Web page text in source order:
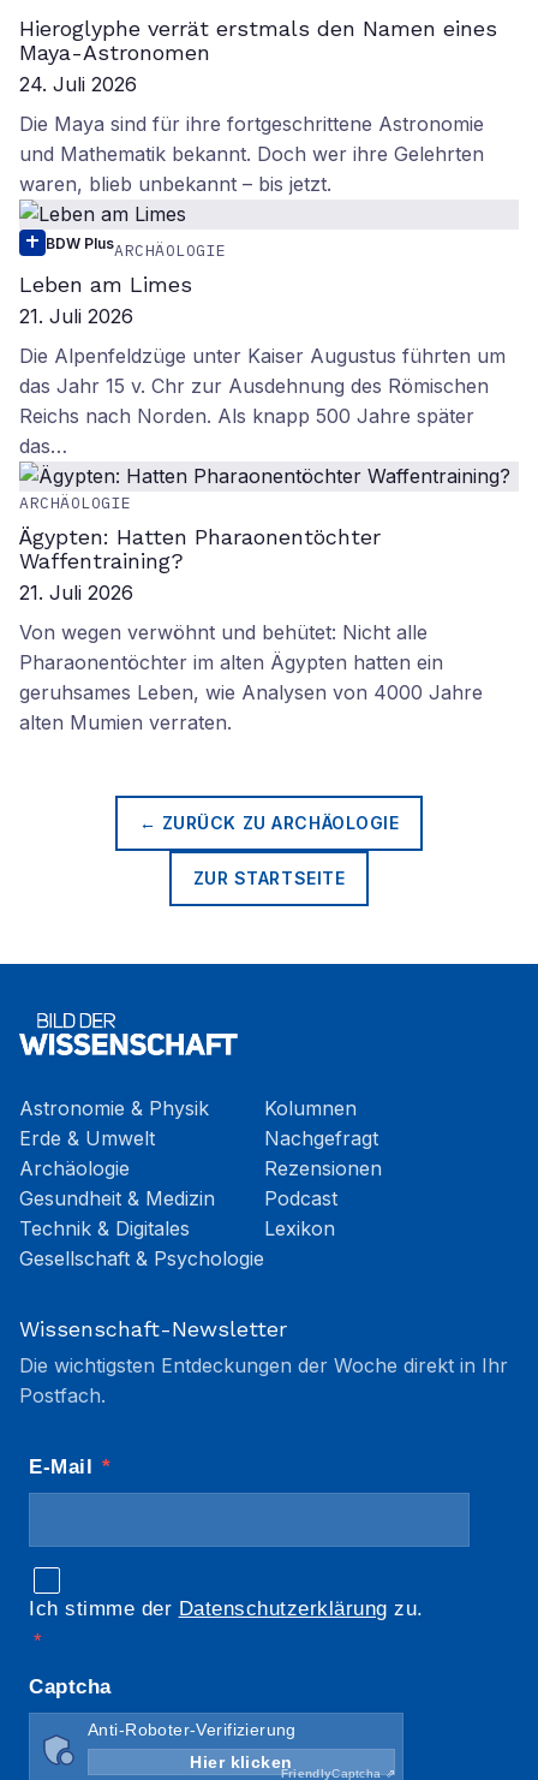
Hieroglyphe verrät erstmals den Namen eines
Maya-Astronomen
24. Juli 2026
Die Maya sind für ihre fortgeschrittene Astronomie
und Mathematik bekannt. Doch wer ihre Gelehrten
waren, blieb unbekannt – bis jetzt.
BDW PlusARCHÄOLOGIE
Leben am Limes
21. Juli 2026
Die Alpenfeldzüge unter Kaiser Augustus führten um
das Jahr 15 v. Chr zur Ausdehnung des Römischen
Reichs nach Norden. Als knapp 500 Jahre später
das…
ARCHÄOLOGIE
Ägypten: Hatten Pharaonentöchter
Waffentraining?
21. Juli 2026
Von wegen verwöhnt und behütet: Nicht alle
Pharaonentöchter im alten Ägypten hatten ein
geruhsames Leben, wie Analysen von 4000 Jahre
alten Mumien verraten.
← ZURÜCK ZUARCHÄOLOGIE
ZUR STARTSEITE
Astronomie & Physik
Erde & Umwelt
Archäologie
Gesundheit & Medizin
Technik & Digitales
Gesellschaft & Psychologie
Kolumnen
Nachgefragt
Rezensionen
Podcast
Lexikon
Wissenschaft-Newsletter
Die wichtigsten Entdeckungen der Woche direkt in Ihr
Postfach.